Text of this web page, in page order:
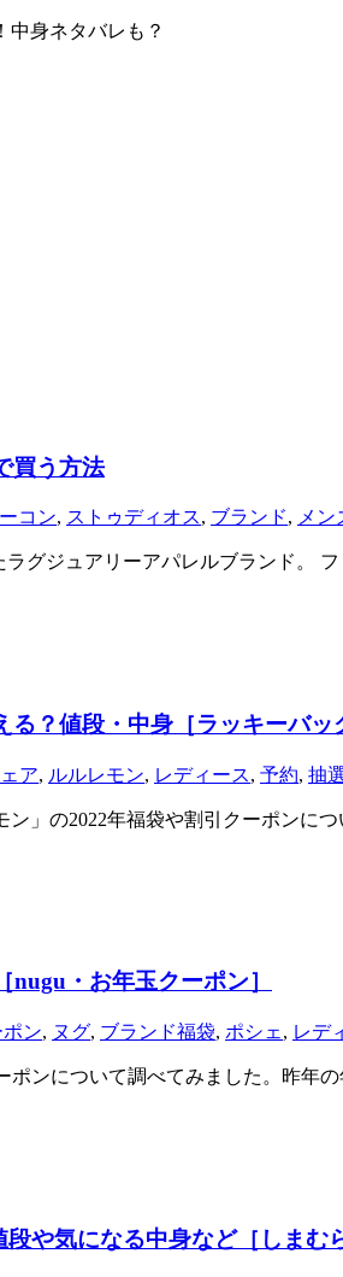
中身ネタバレも？
買う方法
コン, ストゥディオス, ブランド, メン
グジュアリーアパレルブランド。
？値段・中身［ラッキーバッ
ア, ルルレモン, レディース, 予約, 抽
」の2022年福袋や割引クーポンに
・お年玉クーポン］
ポン, ヌグ, ブランド福袋, ポシェ , レデ
ンについて調べてみました。昨年
や気になる中身など［しまむ